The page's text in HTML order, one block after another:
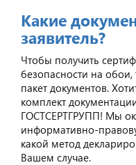
Какие
заявитель?
Чтобы получить
безопасности на
пакет документов.
комплект
ГОСТСЕРТГРУПП! Мы
информативно-
какой метод
Вашем случае.